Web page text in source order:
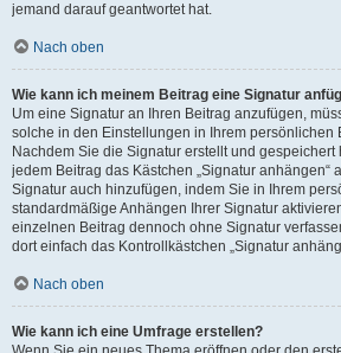
jemand darauf geantwortet hat.
Nach oben
Wie kann ich meinem Beitrag eine Signatur
Um eine Signatur an Ihren Beitrag anzufügen,
solche in den Einstellungen in Ihrem persönlichen
Nachdem Sie die Signatur erstellt und gespeichert
jedem Beitrag das Kästchen „Signatur anhängen“
Signatur auch hinzufügen, indem Sie in Ihrem
standardmäßige Anhängen Ihrer Signatur
einzelnen Beitrag dennoch ohne Signatur
dort einfach das Kontrollkästchen „Signatur
Nach oben
Wie kann ich eine Umfrage erstellen?